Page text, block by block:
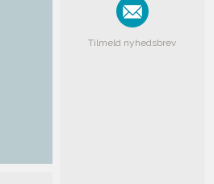
Tilmeld nyhedsbrev